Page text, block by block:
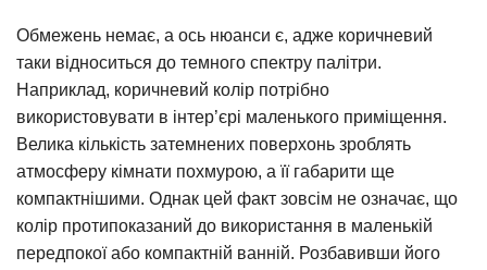
Обмежень немає, а ось нюанси є, адже коричневий
таки відноситься до темного спектру палітри.
Наприклад, коричневий колір потрібно
використовувати в інтер’єрі маленького приміщення.
Велика кількість затемнених поверхонь зроблять
атмосферу кімнати похмурою, а її габарити ще
компактнішими. Однак цей факт зовсім не означає, що
колір протипоказаний до використання в маленькій
передпокої або компактній ванній. Розбавивши його